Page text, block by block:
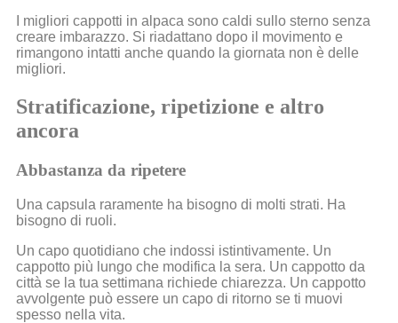
I migliori cappotti in alpaca sono caldi sullo sterno senza
creare imbarazzo. Si riadattano dopo il movimento e
rimangono intatti anche quando la giornata non è delle
migliori.
Stratificazione, ripetizione e altro
ancora
Abbastanza da ripetere
Una capsula raramente ha bisogno di molti strati. Ha
bisogno di ruoli.
Un capo quotidiano che indossi istintivamente. Un
cappotto più lungo che modifica la sera. Un cappotto da
città se la tua settimana richiede chiarezza. Un cappotto
avvolgente può essere un capo di ritorno se ti muovi
spesso nella vita.